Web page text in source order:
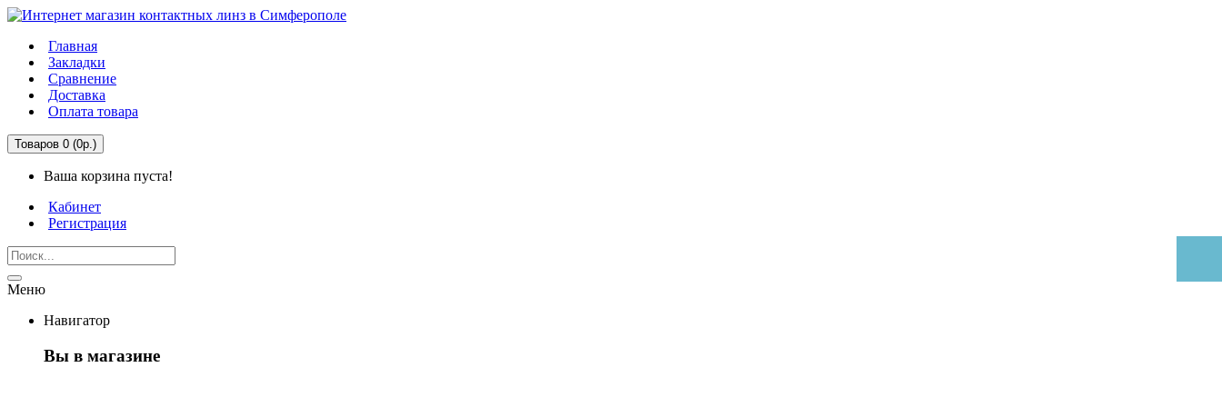
Главная
Закладки
Сравнение
Доставка
Оплата товара
Товаров 0 (0р.)
Ваша корзина пуста!
Кабинет
Регистрация
Меню
Навигатор
Вы в магазине